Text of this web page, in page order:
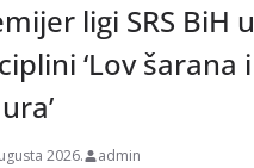
ligi SRS BiH u
‘Lov šarana i
2026. admin